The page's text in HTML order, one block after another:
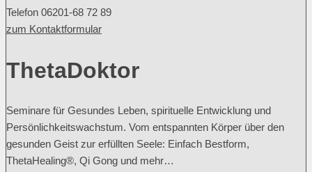
Telefon 06201-68 72 89
zum Kontaktformular
ThetaDoktor
Seminare für Gesundes Leben, spirituelle Entwicklung und
Persönlichkeitswachstum. Vom entspannten Körper über den
gesunden Geist zur erfüllten Seele: Einfach Bestform,
ThetaHealing®, Qi Gong und mehr…